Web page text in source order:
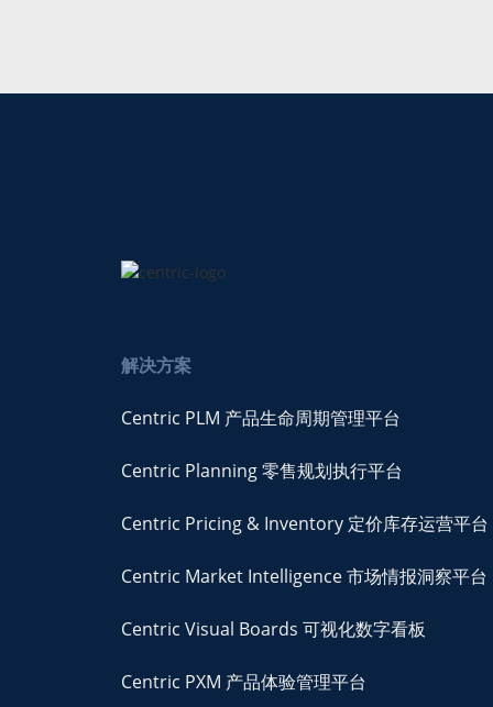
解决方案
Centric PLM 产品生命周期管理平台
Centric Planning 零售规划执行平台
Centric Pricing & Inventory 定价库存运营平台
Centric Market Intelligence 市场情报洞察平台
Centric Visual Boards 可视化数字看板
Centric PXM 产品体验管理平台